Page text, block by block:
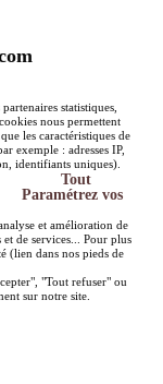
statistiques,
nous permettent
les caractéristiques de
exemple : adresses IP,
identifiants uniques).
Tout
Paramétrez vos
et amélioration de
de services... Pour plus
(lien dans nos pieds de
"Tout refuser" ou
sur notre site.